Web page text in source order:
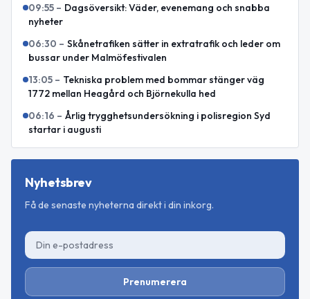
09:55 – Dagsöversikt: Väder, evenemang och snabba
nyheter
06:30 – Skånetrafiken sätter in extratrafik och leder om
bussar under Malmöfestivalen
13:05 – Tekniska problem med bommar stänger väg
1772 mellan Heagård och Björnekulla hed
06:16 – Årlig trygghetsundersökning i polisregion Syd
startar i augusti
Nyhetsbrev
Få de senaste nyheterna direkt i din inkorg.
Prenumerera